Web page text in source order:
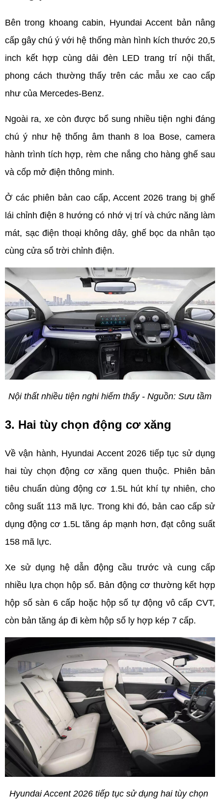
Bên trong khoang cabin, Hyundai Accent bản nâng
cấp gây chú ý với hệ thống màn hình kích thước 20,5
inch kết hợp cùng dải đèn LED trang trí nội thất,
phong cách thường thấy trên các mẫu xe cao cấp
như của Mercedes-Benz.
Ngoài ra, xe còn được bổ sung nhiều tiện nghi đáng
chú ý như hệ thống âm thanh 8 loa Bose, camera
hành trình tích hợp, rèm che nắng cho hàng ghế sau
và cốp mở điện thông minh.
Ở các phiên bản cao cấp, Accent 2026 trang bị ghế
lái chỉnh điện 8 hướng có nhớ vị trí và chức năng làm
mát, sạc điện thoại không dây, ghế bọc da nhân tạo
cùng cửa sổ trời chỉnh điện.
Nội thất nhiều tiện nghi hiếm thấy - Nguồn: Sưu tầm
3. Hai tùy chọn động cơ xăng
Về vận hành, Hyundai Accent 2026 tiếp tục sử dụng
hai tùy chọn động cơ xăng quen thuộc. Phiên bản
tiêu chuẩn dùng động cơ 1.5L hút khí tự nhiên, cho
công suất 113 mã lực. Trong khi đó, bản cao cấp sử
dụng động cơ 1.5L tăng áp mạnh hơn, đạt công suất
158 mã lực.
Xe sử dụng hệ dẫn động cầu trước và cung cấp
nhiều lựa chọn hộp số. Bản động cơ thường kết hợp
hộp số sàn 6 cấp hoặc hộp số tự động vô cấp CVT,
còn bản tăng áp đi kèm hộp số ly hợp kép 7 cấp.
Hyundai Accent 2026 tiếp tục sử dụng hai tùy chọn